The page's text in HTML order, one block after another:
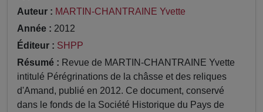
Auteur : MARTIN-CHANTRAINE Yvette
Année : 2012
Éditeur : SHPP
Résumé : Revue de MARTIN-CHANTRAINE Yvette
intitulé Pérégrinations de la châsse et des reliques
d'Amand, publié en 2012. Ce document, conservé
dans le fonds de la Société Historique du Pays de